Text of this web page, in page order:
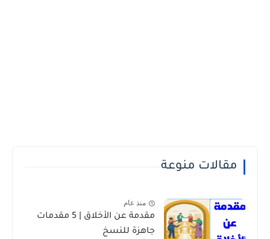
مقالات منوعة
منذ عام
مقدمة عن الأخلاق | 5 مقدمات
جاهزة للنسخ